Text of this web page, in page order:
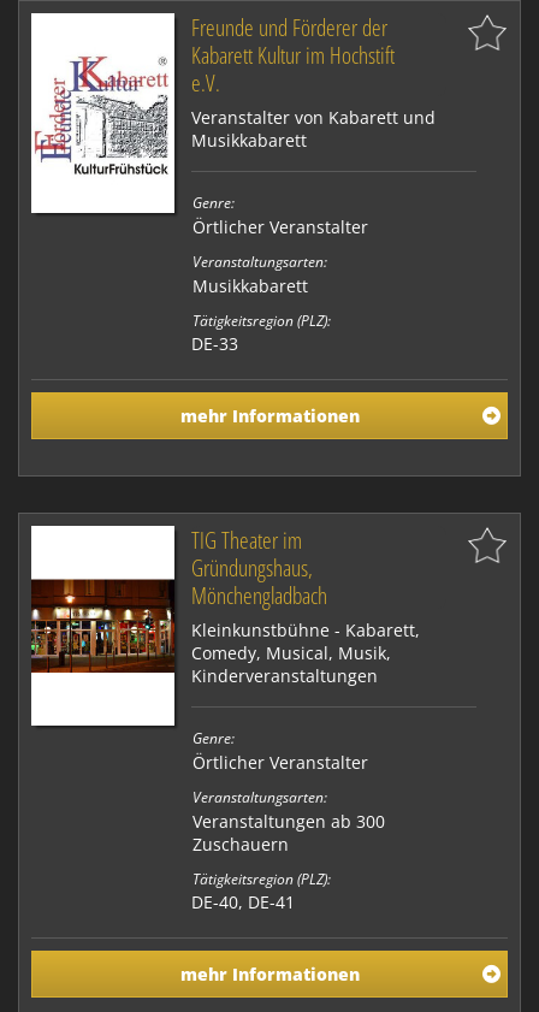
Freunde und Förderer der
Kabarett Kultur im Hochstift
e.V.
Veranstalter von Kabarett und
Musikkabarett
Genre:
Örtlicher Veranstalter
Veranstaltungsarten:
Musikkabarett
Tätigkeitsregion (PLZ):
DE-33
mehr Informationen
TIG Theater im
Gründungshaus,
Mönchengladbach
Kleinkunstbühne - Kabarett,
Comedy, Musical, Musik,
Kinderveranstaltungen
Genre:
Örtlicher Veranstalter
Veranstaltungsarten:
Veranstaltungen ab 300
Zuschauern
Tätigkeitsregion (PLZ):
DE-40, DE-41
mehr Informationen